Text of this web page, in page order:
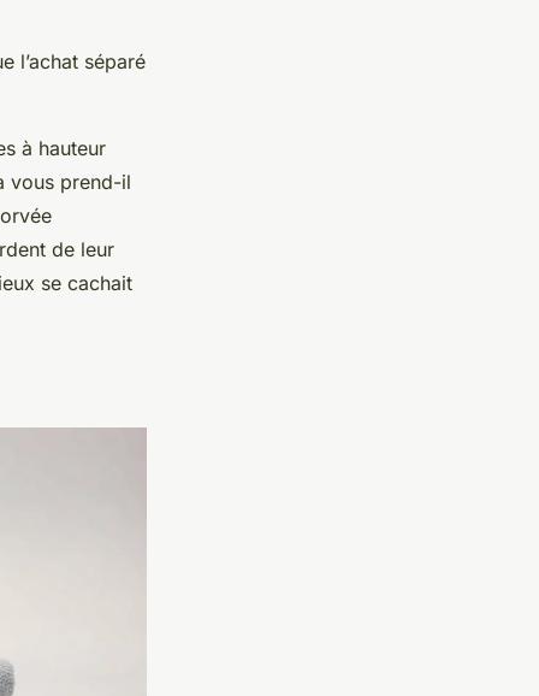
l’achat séparé
à hauteur
vous prend-il
de leur
se cachait